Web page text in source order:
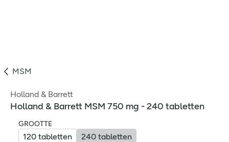
MSM
Holland & Barrett
Holland & Barrett MSM 750 mg - 240 tabletten
GROOTTE
120 tabletten 240 tabletten